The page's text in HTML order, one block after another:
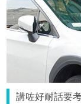
講咗好耐話要